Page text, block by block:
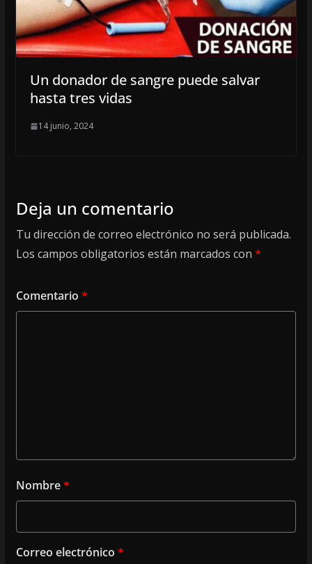
Un donador de sangre puede salvar
hasta tres vidas
14 junio, 2024
Deja un comentario
Tu dirección de correo electrónico no será publicada.
Los campos obligatorios están marcados con *
Comentario *
Nombre*
Correo electrónico *